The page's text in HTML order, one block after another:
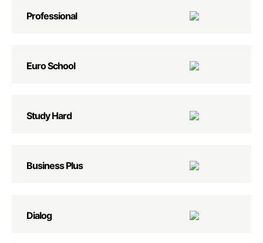
Professional
Euro School
Study Hard
Business Plus
Dialog